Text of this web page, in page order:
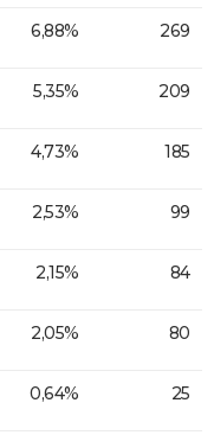
6,88% 269
5,35% 209
4,73% 185
2,53% 99
2,15% 84
2,05% 80
0,64% 25